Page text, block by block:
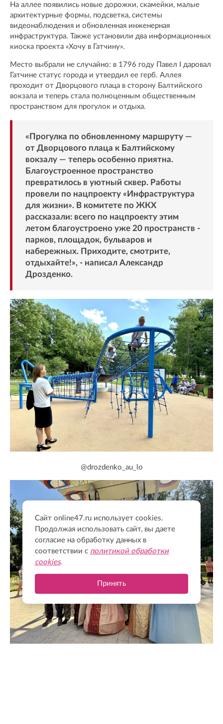
На аллее появились новые дорожки, скамейки, малые
архитектурные формы, подсветка, системы
видеонаблюдения и обновленная инженерная
инфраструктура. Также установили два информационных
киоска проекта «Хочу в Гатчину».
Место выбрали не случайно: в 1796 году Павел I даровал
Гатчине статус города и утвердил ее герб. Аллея
проходит от Дворцового плаца в сторону Балтийского
вокзала и теперь стала полноценным общественным
пространством для прогулок и отдыха.
«Прогулка по обновленному маршруту —
от Дворцового плаца к Балтийскому
вокзалу — теперь особенно приятна.
Благоустроенное пространство
превратилось в уютный сквер. Работы
провели по нацпроекту «Инфраструктура
для жизни». В комитете по ЖКХ
рассказали: всего по нацпроекту этим
летом благоустроено уже 20 пространств -
парков, площадок, бульваров и
набережных. Приходите, смотрите,
отдыхайте!», - написал Александр
Дрозденко.
@drozdenko_au_lo
Сайт online47.ru использует cookies.
Продолжая использовать сайт, вы даете
согласие на обработку данных в
соответствии с политикой обработки
cookies.
Принять